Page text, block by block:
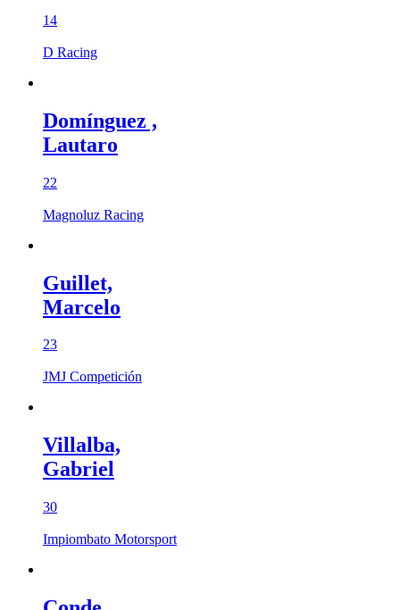
14
D Racing
Domínguez ,
Lautaro
22
Magnoluz Racing
Guillet,
Marcelo
23
JMJ Competición
Villalba,
Gabriel
30
Impiombato Motorsport